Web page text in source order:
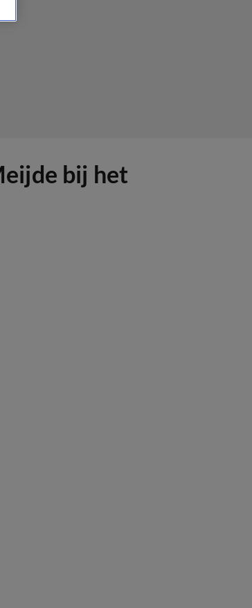
bij het